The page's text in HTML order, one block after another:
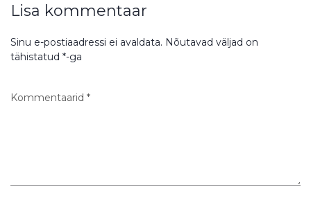
Lisa kommentaar
Sinu e-postiaadressi ei avaldata. Nõutavad väljad on
tähistatud *-ga